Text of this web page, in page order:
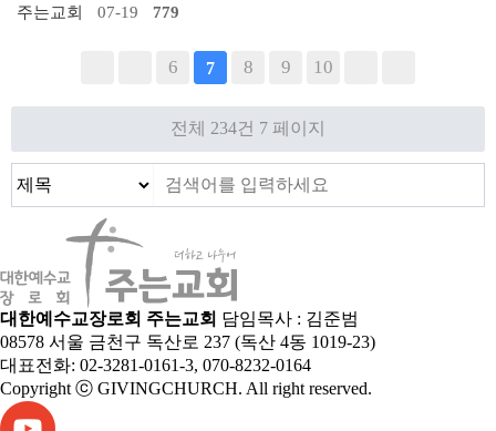
주는교회 07-19 779
6 7 8 9 10
전체 234건 7 페이지
대한예수교장로회 주는교회 담임목사 : 김준범
08578 서울 금천구 독산로 237 (독산 4동 1019-23)
대표전화: 02-3281-0161-3, 070-8232-0164
Copyright ⓒ GIVINGCHURCH. All right reserved.